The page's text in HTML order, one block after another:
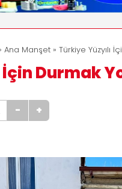
Ana Manşet » Türkiye Yüzyılı
İçin Durmak
- +